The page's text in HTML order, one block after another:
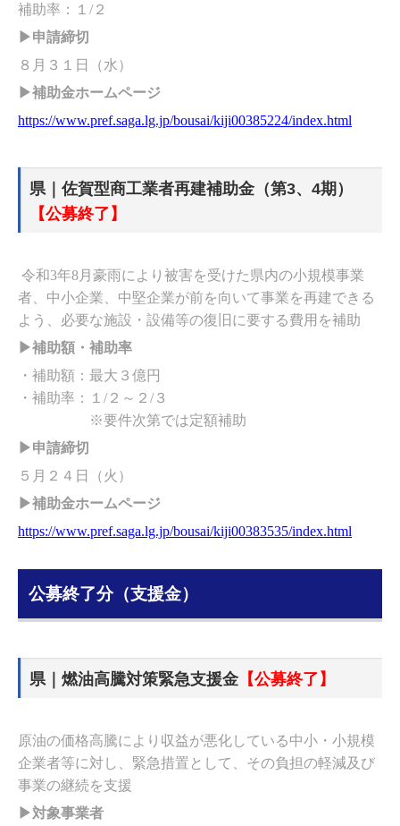
補助率：１/２
▶申請締切
８月３１日（水）
▶補助金ホームページ
https://www.pref.saga.lg.jp/bousai/kiji00385224/index.html
県｜佐賀型商工業者再建補助金（第3、4期）
【公募終了】
令和3年8月豪雨により被害を受けた県内の小規模事業
者、中小企業、中堅企業が前を向いて事業を再建できる
よう、必要な施設・設備等の復旧に要する費用を補助
▶補助額・補助率
・補助額：最大３億円
・補助率：１/２～２/３
※要件次第では定額補助
▶申請締切
５月２４日（火）
▶補助金ホームページ
https://www.pref.saga.lg.jp/bousai/kiji00383535/index.html
公募終了分（支援金）
県｜燃油高騰対策緊急支援金 【公募終了】
原油の価格高騰により収益が悪化している中小・小規模
企業者等に対し、緊急措置として、その負担の軽減及び
事業の継続を支援
▶対象事業者